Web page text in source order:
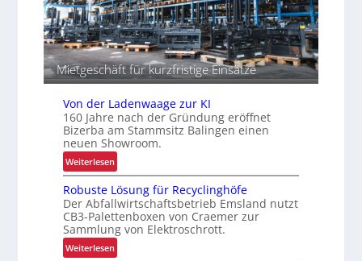
i
c
h
e
r
h
i
t
e
n
l
o
g
i
s
i
k
Mietgeschäft für kurzfristige Einsätze
Von der Ladenwaage zur KI
160 Jahre nach der Gründung eröffnet
Bizerba am Stammsitz Balingen einen
neuen Showroom.
Weiterlesen:
V
o
n
d
e
r
Robuste Lösung für Recyclinghöfe
Der Abfallwirtschaftsbetrieb Emsland nutzt
CB3-Palettenboxen von Craemer zur
Sammlung von Elektroschrott.
Weiterlesen: